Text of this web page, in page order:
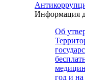
Информация
Об
год и